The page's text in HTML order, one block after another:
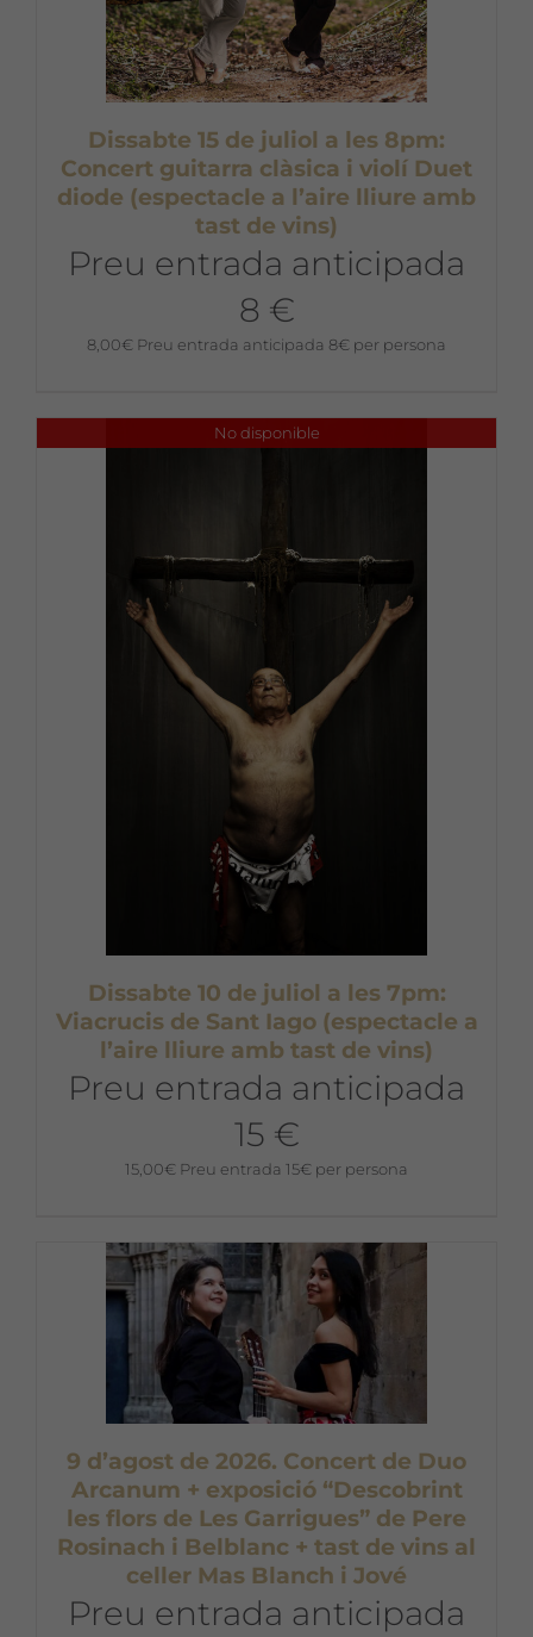
Dissabte 15 de juliol a les 8pm:
Concert guitarra clàsica i violí Duet
diode (espectacle a l’aire lliure amb
tast de vins)
Preu entrada anticipada
8 €
8,00€ Preu entrada anticipada 8€ per persona
No disponible
Dissabte 10 de juliol a les 7pm:
Viacrucis de Sant Iago (espectacle a
l’aire lliure amb tast de vins)
Preu entrada anticipada
15 €
15,00€ Preu entrada 15€ per persona
9 d’agost de 2026. Concert de Duo
Arcanum + exposició “Descobrint
les flors de Les Garrigues” de Pere
Rosinach i Belblanc + tast de vins al
celler Mas Blanch i Jové
Preu entrada anticipada